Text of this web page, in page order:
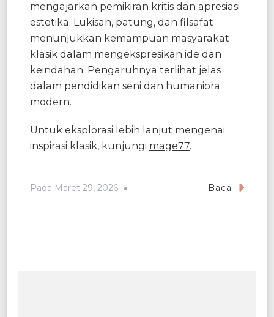
mengajarkan pemikiran kritis dan apresiasi
estetika. Lukisan, patung, dan filsafat
menunjukkan kemampuan masyarakat
klasik dalam mengekspresikan ide dan
keindahan. Pengaruhnya terlihat jelas
dalam pendidikan seni dan humaniora
modern.
Untuk eksplorasi lebih lanjut mengenai
inspirasi klasik, kunjungi mage77.
Pada Maret 29, 2026 Baca